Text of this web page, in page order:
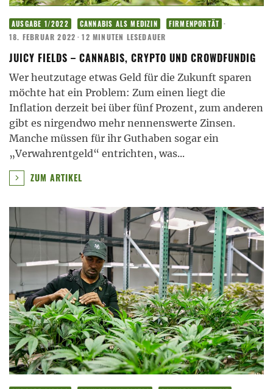
AUSGABE 1/2022 CANNABIS ALS MEDIZIN FIRMENPORTÄT ·
18. FEBRUAR 2022 · 12 MINUTEN LESEDAUER
JUICY FIELDS – CANNABIS, CRYPTO UND CROWDFUNDIG
Wer heutzutage etwas Geld für die Zukunft sparen
möchte hat ein Problem: Zum einen liegt die
Inflation derzeit bei über fünf Prozent, zum anderen
gibt es nirgendwo mehr nennenswerte Zinsen.
Manche müssen für ihr Guthaben sogar ein
„Verwahrentgeld“ entrichten, was...
ZUM ARTIKEL